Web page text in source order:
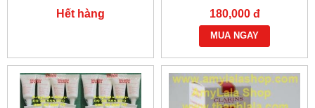
INTENSIVE WHITENING
SMOOTHING SERUM 3ML -
Hết hàng
WHITENING PURE AQUA-
LOTION 10ML -
0933555070 - 0902966670
180,000 đ
MUA NGAY